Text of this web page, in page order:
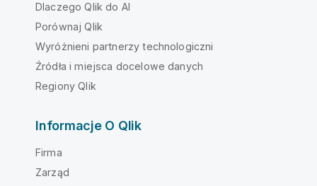
Dlaczego Qlik do AI
Porównaj Qlik
Wyróżnieni partnerzy technologiczni
Źródła i miejsca docelowe danych
Regiony Qlik
Informacje O Qlik
Firma
Zarząd